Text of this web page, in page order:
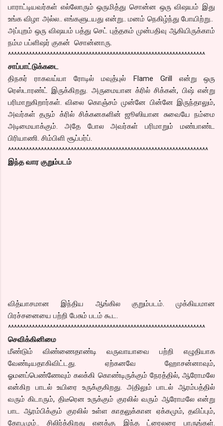
பாராட்டியவர்கள் எல்லோரும் ஒருமித்து சொன்ன ஒரு விஷயம் இது
உங்க விழா அல்ல.. எங்களுடயது என்று.. மனம் நெகிழ்ந்து போயிற்று..
அப்புறம் ஒரு விஷயம் பத்து செட் புத்தகம் முன்பதிவு ஆகியிருக்காம்
நம்ம பப்ளிஷர் குகன் சொன்னாரு.
^^^^^^^^^^^^^^^^^^^^^^^^^^^^^^^^^^^^^^^^^^^^^^^^^^^^^^^^^^^^^^^^^^
சாப்பாட்டுக்கடை
திநகர் ராகவய்யா ரோடில் மவுத்புல் Flame Grill என்று ஒரு
ரெஸ்டாரண்ட் இருக்கிறது. அருமையான க்ரில் சிக்கன், பிஷ் என்று
பரிமாறுகிறார்கள். விலை கொஞ்சம் முன்னே பின்னே இருந்தாலும்,
அவர்கள் தரும் க்ரில் சிக்கனகளின் ஜூஸியான சுவையே நம்மை
அடிமையாக்கும். அதே போல அவர்கள் பரிமாறும் மண்பாண்ட
பிரியாணி. சிம்பிளி சூப்பர்ப்.
^^^^^^^^^^^^^^^^^^^^^^^^^^^^^^^^^^^^^^^^^^^^^^^^^^^^^^^^^^^^^^^^^^^
இந்த வார குறும்படம்
வித்யாசமான இந்திய ஆங்கில குறும்படம். முக்கியமான
பிரச்சனையை பற்றி பேசும் படம் கூட.
^^^^^^^^^^^^^^^^^^^^^^^^^^^^^^^^^^^^^^^^^^^^^^^^^^^^^^^^^^^^^^^^^^
செவிக்கினிமை
மீண்டும் விண்ணைதாண்டி வருவாயாவை பற்றி எழுதியாக
வேண்டியதாகிவிட்டது. ஏற்கனவே ஹோசன்னாவும்,
ஓமனப்பெண்ணேவும் கலக்கி கொண்டிருக்கும் நேரத்தில், ஆரோமலே
என்கிற பாடல் உயிரை உருக்குகிறது. அதிலும் பாடல் ஆரம்பத்தில்
வரும் கிடாரும், திடீரென உருக்கும் குரலில் வரும் ஆரோமலே என்று
பாட ஆரம்பிக்கும் குரலில் உள்ள காதலுக்கான ஏக்கமும், தவிப்பும்,
கோபமும்.. சிலிர்க்கிறது எனக்கு இந்த ட்ரைலரை பாருங்கள்.